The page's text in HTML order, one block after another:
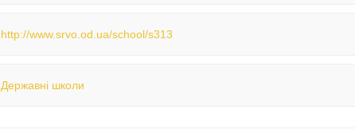
http://www.srvo.od.ua/school/s313
Державні школи